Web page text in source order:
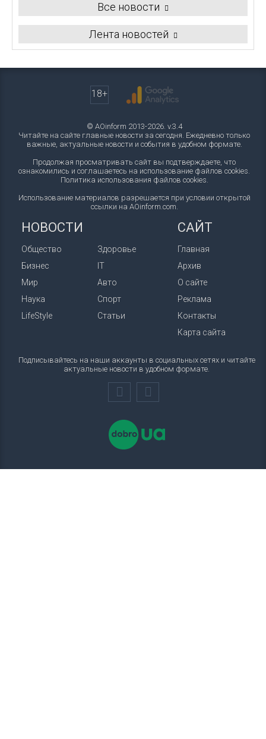
Все новости
Лента новостей
18+
© AOinform 2013-2026. v.3.4
Читайте на сайте главные новости за сегодня. Ежедневно только
важные, актуальные новости и события в удобном формате.
Продолжая просматривать сайт вы подтверждаете, что
ознакомились и соглашаетесь на использование файлов cookies.
Политика использования файлов cookies.
Использование материалов разрешается при условии открытой
ссылки на AOinform.com.
НОВОСТИ
Общество
Бизнес
Мир
Наука
LifeStyle
Здоровье
IT
Авто
Спорт
Статьи
САЙТ
Главная
Архив
О сайте
Реклама
Контакты
Карта сайта
Подписывайтесь на наши аккаунты в социальных сетях и читайте
актуальные новости в удобном формате.